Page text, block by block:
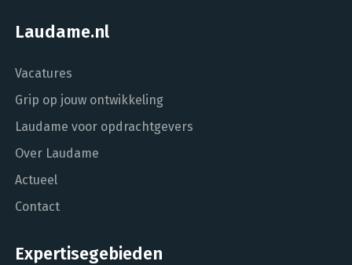
Laudame.nl
Vacatures
Grip op jouw ontwikkeling
Laudame voor opdrachtgevers
Over Laudame
Actueel
Contact
Expertisegebieden